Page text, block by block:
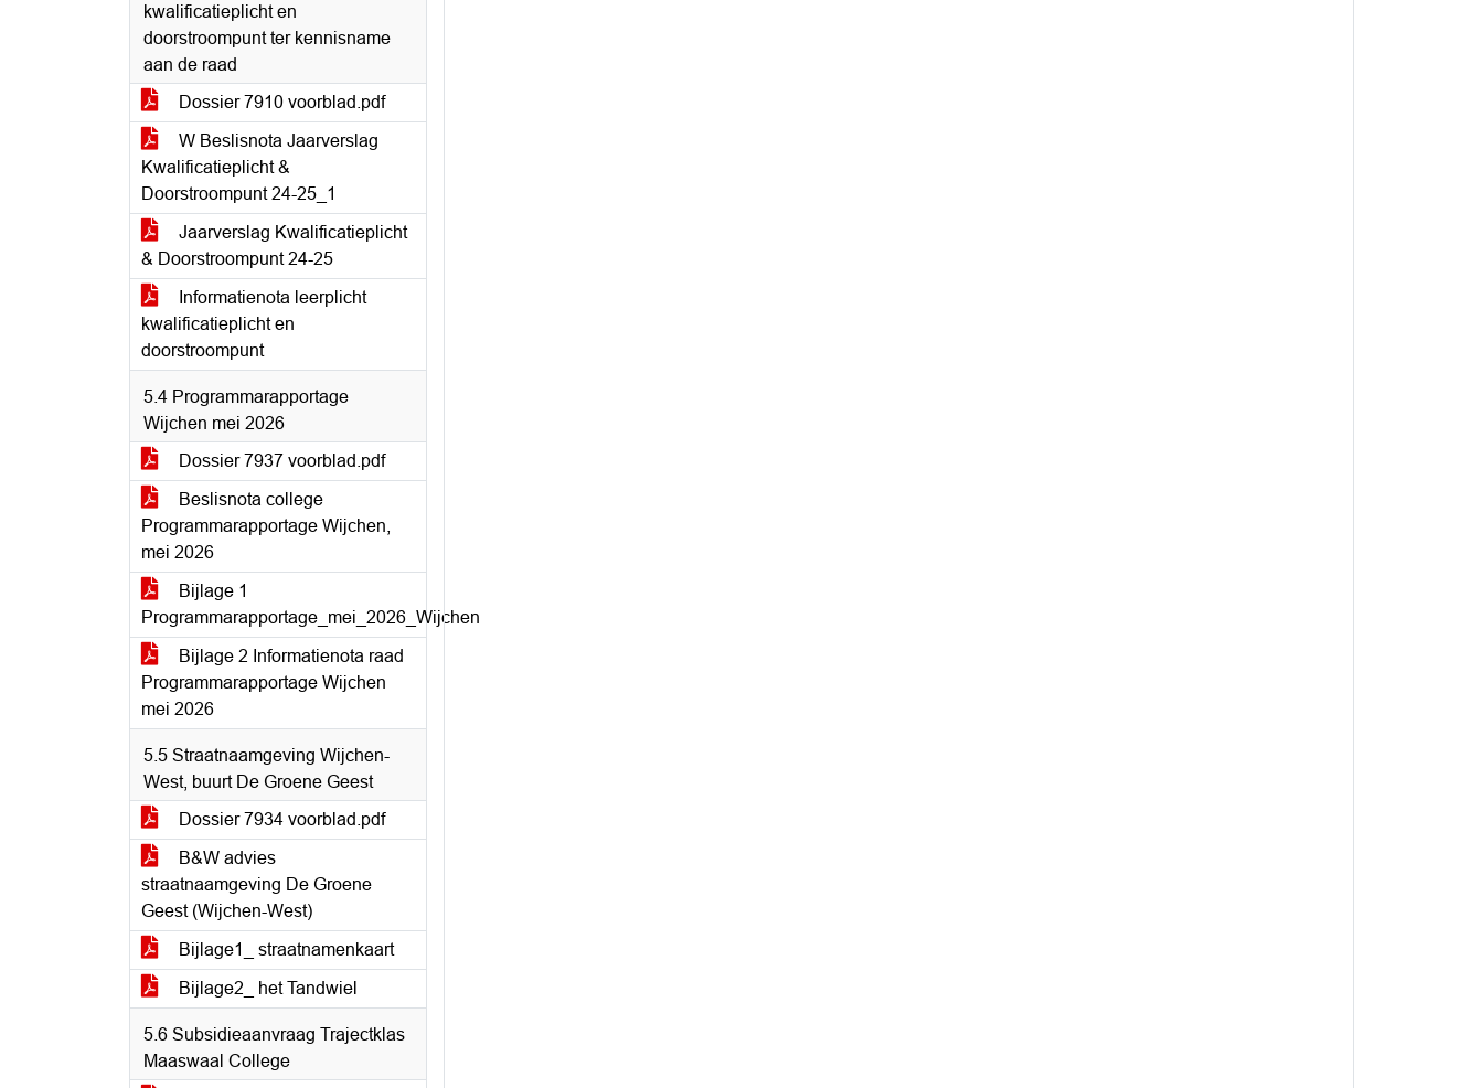
kwalificatieplicht en
doorstroompunt ter kennisname
aan de raad
Dossier 7910 voorblad.pdf
W Beslisnota Jaarverslag
Kwalificatieplicht &
Doorstroompunt 24-25_1
Jaarverslag Kwalificatieplicht
& Doorstroompunt 24-25
Informatienota leerplicht
kwalificatieplicht en
doorstroompunt
5.4 Programmarapportage
Wijchen mei 2026
Dossier 7937 voorblad.pdf
Beslisnota college
Programmarapportage Wijchen,
mei 2026
Bijlage 1
Programmarapportage_mei_2026_Wijchen
Bijlage 2 Informatienota raad
Programmarapportage Wijchen
mei 2026
5.5 Straatnaamgeving Wijchen-
West, buurt De Groene Geest
Dossier 7934 voorblad.pdf
B&W advies
straatnaamgeving De Groene
Geest (Wijchen-West)
Bijlage1_ straatnamenkaart
Bijlage2_ het Tandwiel
5.6 Subsidieaanvraag Trajectklas
Maaswaal College